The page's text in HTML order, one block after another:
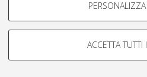
navigazione degli utenti, creare
Mostra cookie di profilazione
COOKIE TECNICI -
ACCETTA TUTTI
[Laurea],
Studio inIngegneria meccanica
Bignozzi, Maria